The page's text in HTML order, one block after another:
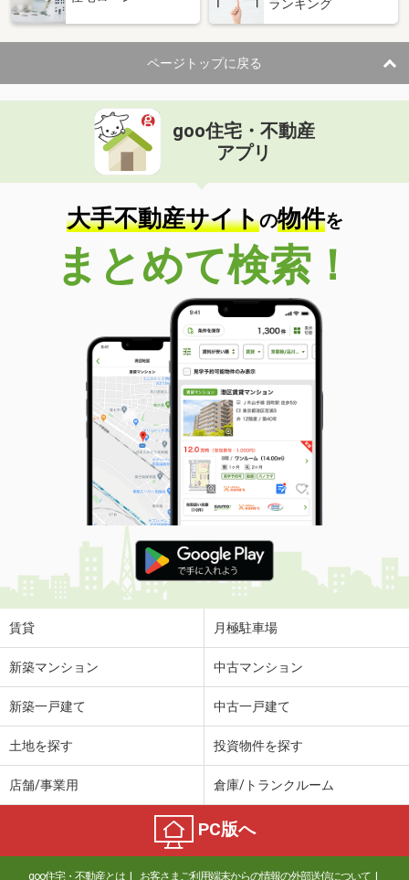
ランキング
ページトップに戻る
goo住宅・不動産
アプリ
大手不動産サイトの物件を
まとめて検索！
賃貸 月極駐車場
新築マンション 中古マンション
新築一戸建て 中古一戸建て
土地を探す 投資物件を探す
店舗/事業用 倉庫/トランクルーム
PC版へ
goo住宅・不動産とは お客さまご利用端末からの情報の外部送信について